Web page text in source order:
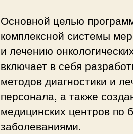
Основной целью
комплексной системы
и лечению
включает в себя
методов диагностики и
персонала, а также
медицинских центров по
заболеваниями.